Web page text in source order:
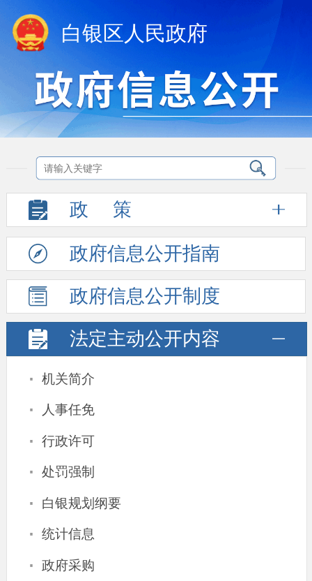
白银区人民政府
政 策
政府信息公开指南
政府信息公开制度
法定主动公开内容
· 机关简介
· 人事任免
· 行政许可
· 处罚强制
· 白银规划纲要
· 统计信息
· 政府采购